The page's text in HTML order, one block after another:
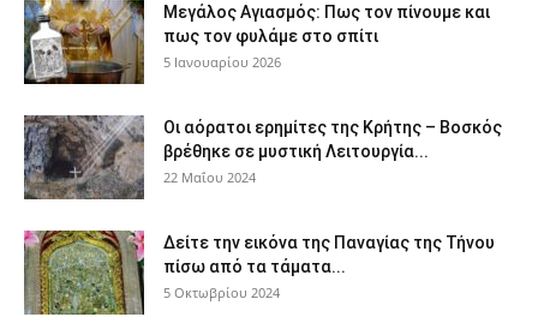
Μεγάλος Αγιασμός: Πως τον πίνουμε και
πως τον φυλάμε στο σπίτι
5 Ιανουαρίου 2026
Οι αόρατοι ερημίτες της Κρήτης – Βοσκός
βρέθηκε σε μυστική Λειτουργία...
22 Μαΐου 2024
Δείτε την εικόνα της Παναγίας της Τήνου
πίσω από τα τάματα...
5 Οκτωβρίου 2024